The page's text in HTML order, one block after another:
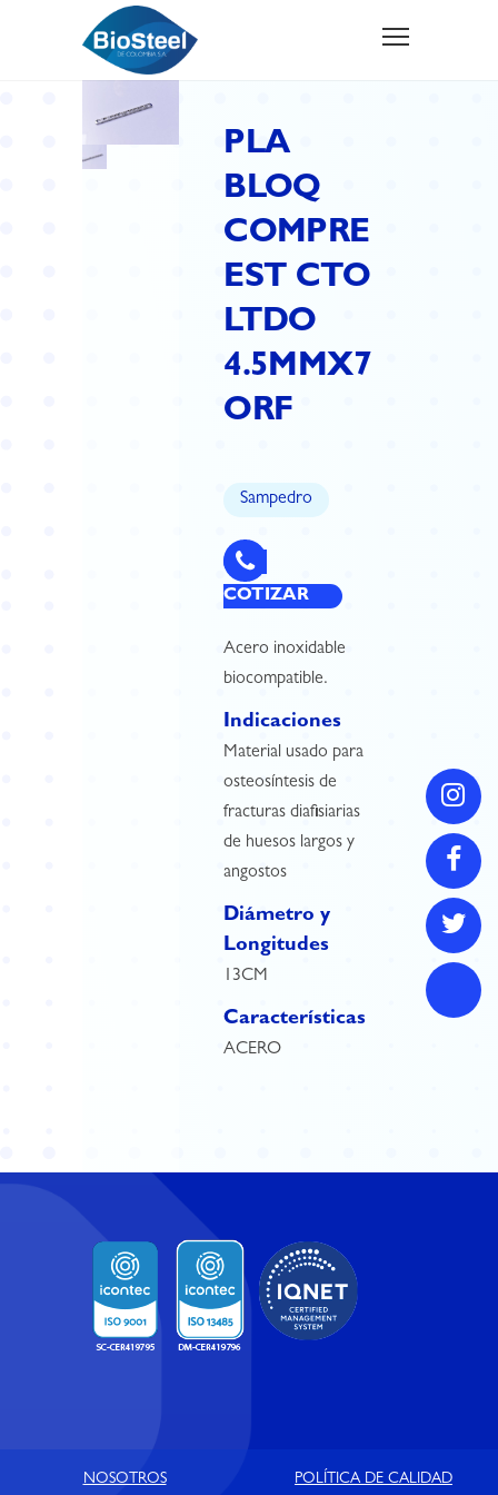
PLA
BLOQ
COMPRE
EST CTO
LTDO
4.5MMX7
ORF
Sampedro
COTIZAR
Acero inoxidable
biocompatible.
Indicaciones
Material usado para
osteosíntesis de
fracturas diafisiarias
de huesos largos y
angostos
Diámetro y
Longitudes
13CM
Características
ACERO
NOSOTROS POLÍTICA DE CALIDAD